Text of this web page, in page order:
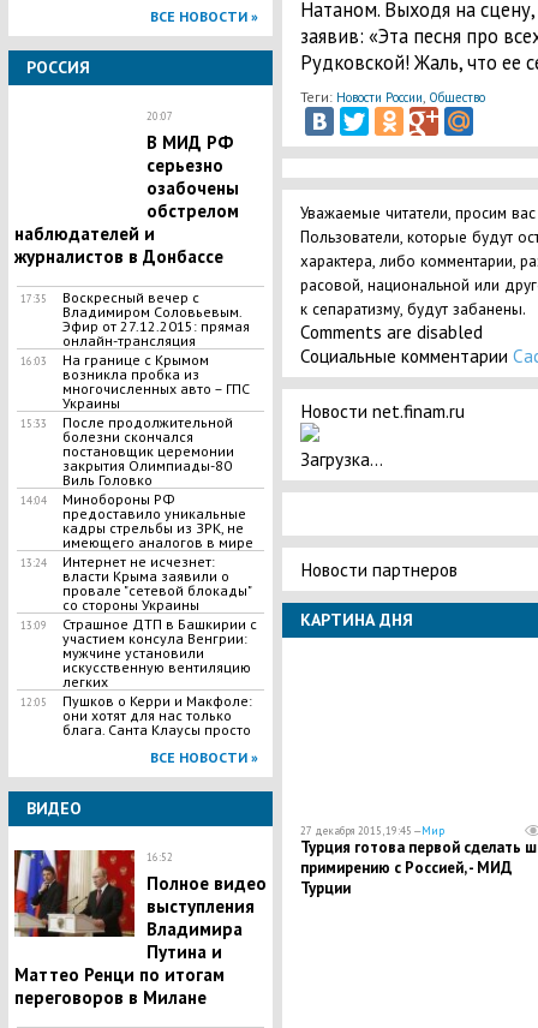
ВСЕ НОВОСТИ »
РОССИЯ
20:07
В МИД РФ
серьезно
озабочены
обстрелом
наблюдателей и
журналистов в Донбассе
17:35
Воскресный вечер с
Владимиром Соловьевым.
Эфир от 27.12.2015: прямая
онлайн-трансляция
16:03
На границе с Крымом
возникла пробка из
многочисленных авто – ГПС
Украины
15:33
После продолжительной
болезни скончался
постановщик церемонии
закрытия Олимпиады-80
Виль Головко
14:04
Минобороны РФ
предоставило уникальные
кадры стрельбы из ЗРК, не
имеющего аналогов в мире
13:24
Интернет не исчезнет:
власти Крыма заявили о
провале "сетевой блокады"
со стороны Украины
13:09
Страшное ДТП в Башкирии с
участием консула Венгрии:
мужчине установили
искусственную вентиляцию
легких
12:05
Пушков о Керри и Макфоле:
они хотят для нас только
блага. Санта Клаусы просто
ВСЕ НОВОСТИ »
ВИДЕО
16:52
Полное видео
выступления
Владимира
Путина и
Маттео Ренци по итогам
переговоров в Милане
Натаном. Выходя на
заявив: «Эта песня про
Рудковской! Жаль, что ее
Теги: Новости России Общество
Уважаемые читатели, просим
Пользователи, которые будут
характера, либо комментарии,
расовой, национальной или
к сепаратизму, будут забанены.
Comments are disabled
Социальные комментарии
Новости net.finam.ru
Загрузка...
Новости партнеров
КАРТИНА ДНЯ
27 декабря 2015, 19:45 —Мир
Турция готова первой сделать
примирению с Россией, - МИД
Турции